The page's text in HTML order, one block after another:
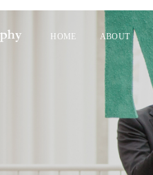
HOME ABOUT